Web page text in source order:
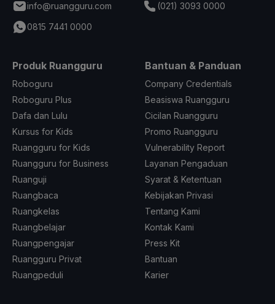
info@ruangguru.com
(021) 3093 0000
0815 7441 0000
Produk Ruangguru
Roboguru
Roboguru Plus
Dafa dan Lulu
Kursus for Kids
Ruangguru for Kids
Ruangguru for Business
Ruanguji
Ruangbaca
Ruangkelas
Ruangbelajar
Ruangpengajar
Ruangguru Privat
Ruangpeduli
Bantuan & Panduan
Company Credentials
Beasiswa Ruangguru
Cicilan Ruangguru
Promo Ruangguru
Vulnerability Report
Layanan Pengaduan
Syarat & Ketentuan
Kebijakan Privasi
Tentang Kami
Kontak Kami
Press Kit
Bantuan
Karier